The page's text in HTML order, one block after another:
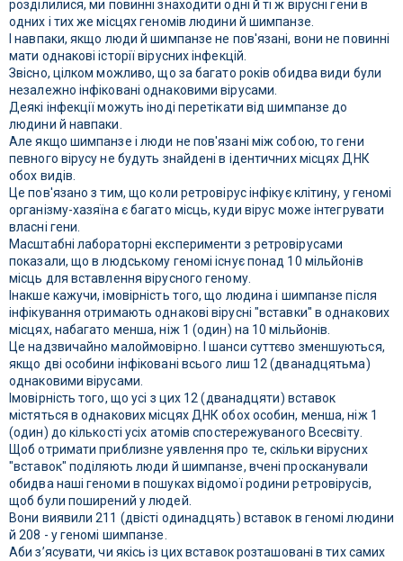
розділилися, ми повинні знаходити одні й ті ж вірусні гени в
одних і тих же місцях геномів людини й шимпанзе.
І навпаки, якщо люди й шимпанзе не пов'язані, вони не повинні
мати однакові історії вірусних інфекцій.
Звісно, цілком можливо, що за багато років обидва види були
незалежно інфіковані однаковими вірусами.
Деякі інфекції можуть іноді перетікати від шимпанзе до
людини й навпаки.
Але якщо шимпанзе і люди не пов'язані між собою, то гени
певного вірусу не будуть знайдені в ідентичних місцях ДНК
обох видів.
Це пов'язано з тим, що коли ретровірус інфікує клітину, у геномі
організму-хазяїна є багато місць, куди вірус може інтегрувати
власні гени.
Масштабні лабораторні експерименти з ретровірусами
показали, що в людському геномі існує понад 10 мільйонів
місць для вставлення вірусного геному.
Інакше кажучи, імовірність того, що людина і шимпанзе після
інфікування отримають однакові вірусні "вставки" в однакових
місцях, набагато менша, ніж 1 (один) на 10 мільйонів.
Це надзвичайно малоймовірно. І шанси суттєво зменшуються,
якщо дві особини інфіковані всього лиш 12 (дванадцятьма)
однаковими вірусами.
Імовірність того, що усі з цих 12 (дванадцяти) вставок
містяться в однакових місцях ДНК обох особин, менша, ніж 1
(один) до кількості усіх атомів спостережуваного Всесвіту.
Щоб отримати приблизне уявлення про те, скільки вірусних
"вставок" поділяють люди й шимпанзе, вчені просканували
обидва наші геноми в пошуках відомої родини ретровірусів,
щоб були поширений у людей.
Вони виявили 211 (двісті одинадцять) вставок в геномі людини
й 208 - у геномі шимпанзе.
Аби з’ясувати, чи якісь із цих вставок розташовані в тих самих